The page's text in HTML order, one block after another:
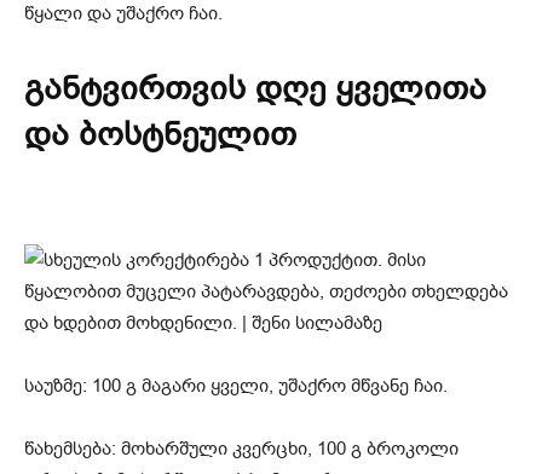
წყალი და უშაქრო ჩაი.
განტვირთვის დღე ყველითა
და ბოსტნეულით
საუზმე: 100 გ მაგარი ყველი, უშაქრო მწვანე ჩაი.
წახემსება: მოხარშული კვერცხი, 100 გ ბროკოლი